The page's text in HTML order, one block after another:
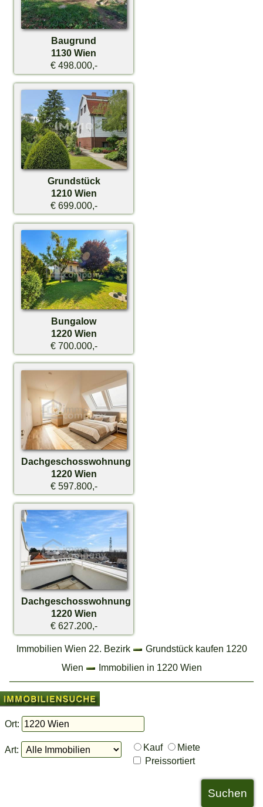
Baugrund
1130 Wien
€ 498.000,-
Grundstück
1210 Wien
€ 699.000,-
Bungalow
1220 Wien
€ 700.000,-
Dachgeschosswohnung
1220 Wien
€ 597.800,-
Dachgeschosswohnung
1220 Wien
€ 627.200,-
Immobilien Wien 22. Bezirk
Grundstück kaufen 1220
Wien
Immobilien in 1220 Wien
Ort:
Art: Kauf
Miete
Preissortiert